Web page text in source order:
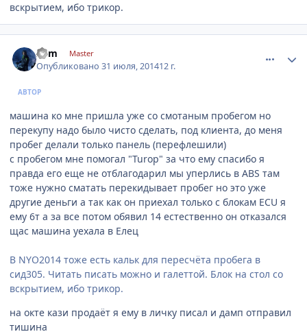
вскрытием, ибо трикор.
xom Master
Опубликовано31 июля, 201412 г.
АВТОР
машина ко мне пришла уже со смотаным пробегом но
перекупу надо было чисто сделать, под клиента, до меня
пробег делали только панель (перефлешили)
с пробегом мне помогал "Turop" за что ему спасибо я
правда его еще не отблагодарил мы уперлись в ABS там
тоже нужно сматать перекидывает пробег но это уже
другие деньги а так как он приехал только с блокам ECU я
ему 6т а за все потом обявил 14 естественно он отказался
щас машина уехала в Елец
В NYO2014 тоже есть кальк для пересчёта пробега в
сид305. Читать писать можно и галеттой. Блок на стол со
вскрытием, ибо трикор.
на окте кази продаёт я ему в личку писал и дамп отправил
тишина